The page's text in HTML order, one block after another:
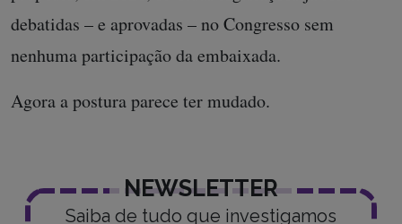
debatidas – e aprovadas – no Congresso sem
nenhuma participação da embaixada.
Agora a postura parece ter mudado.
NEWSLETTER
Saiba de tudo que investigamos